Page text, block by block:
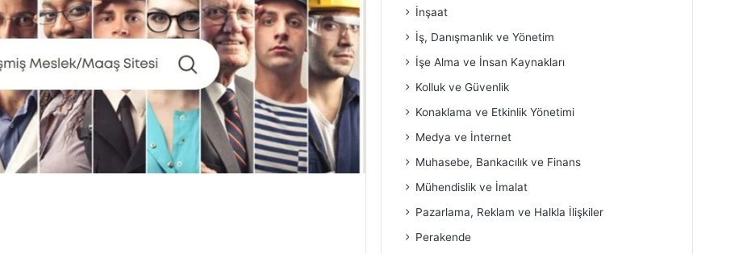
İnşaat
İş, Danışmanlık ve Yönetim
İşe Alma ve İnsan Kaynakları
Kolluk ve Güvenlik
Konaklama ve Etkinlik Yönetimi
Medya ve İnternet
Muhasebe, Bankacılık ve Finans
Mühendislik ve İmalat
Pazarlama, Reklam ve Halkla İlişkiler
Perakende